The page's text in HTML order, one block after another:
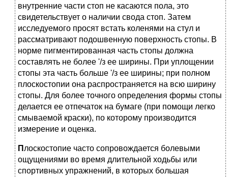
внутренние части стоп не касаются пола, это
свидетельствует о наличии свода стоп. Затем
исследуемого просят встать коленями на стул и
рассматривают подошвенную поверхность стопы. В
норме пигментированная часть стопы должна
составлять не более '/з ее ширины. При уплощении
стопы эта часть больше '/з ее ширины; при полном
плоскостопии она распространяется на всю ширину
стопы. Для более точного определения формы стопы
делается ее отпечаток на бумаге (при помощи легко
смываемой краски), по которому производится
измерение и оценка.
П лоскостопие часто сопровождается болевыми
ощущениями во время длительной ходьбы или
спортивных упражнений, в которых большая